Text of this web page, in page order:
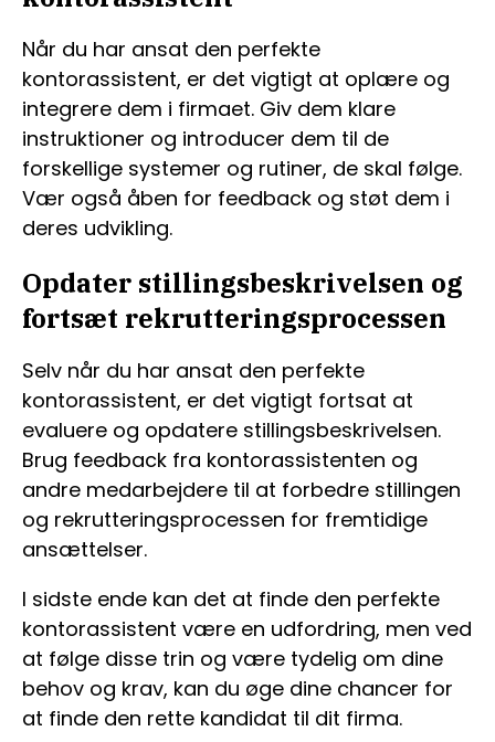
Når du har ansat den perfekte
kontorassistent, er det vigtigt at oplære og
integrere dem i firmaet. Giv dem klare
instruktioner og introducer dem til de
forskellige systemer og rutiner, de skal følge.
Vær også åben for feedback og støt dem i
deres udvikling.
Opdater stillingsbeskrivelsen og
fortsæt rekrutteringsprocessen
Selv når du har ansat den perfekte
kontorassistent, er det vigtigt fortsat at
evaluere og opdatere stillingsbeskrivelsen.
Brug feedback fra kontorassistenten og
andre medarbejdere til at forbedre stillingen
og rekrutteringsprocessen for fremtidige
ansættelser.
I sidste ende kan det at finde den perfekte
kontorassistent være en udfordring, men ved
at følge disse trin og være tydelig om dine
behov og krav, kan du øge dine chancer for
at finde den rette kandidat til dit firma.